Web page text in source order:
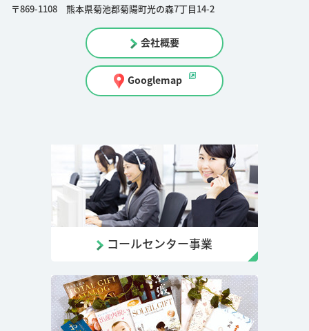
〒869-1108 熊本県菊池郡菊陽町光の森7丁目14-2
会社概要
Googlemap
コールセンター事業